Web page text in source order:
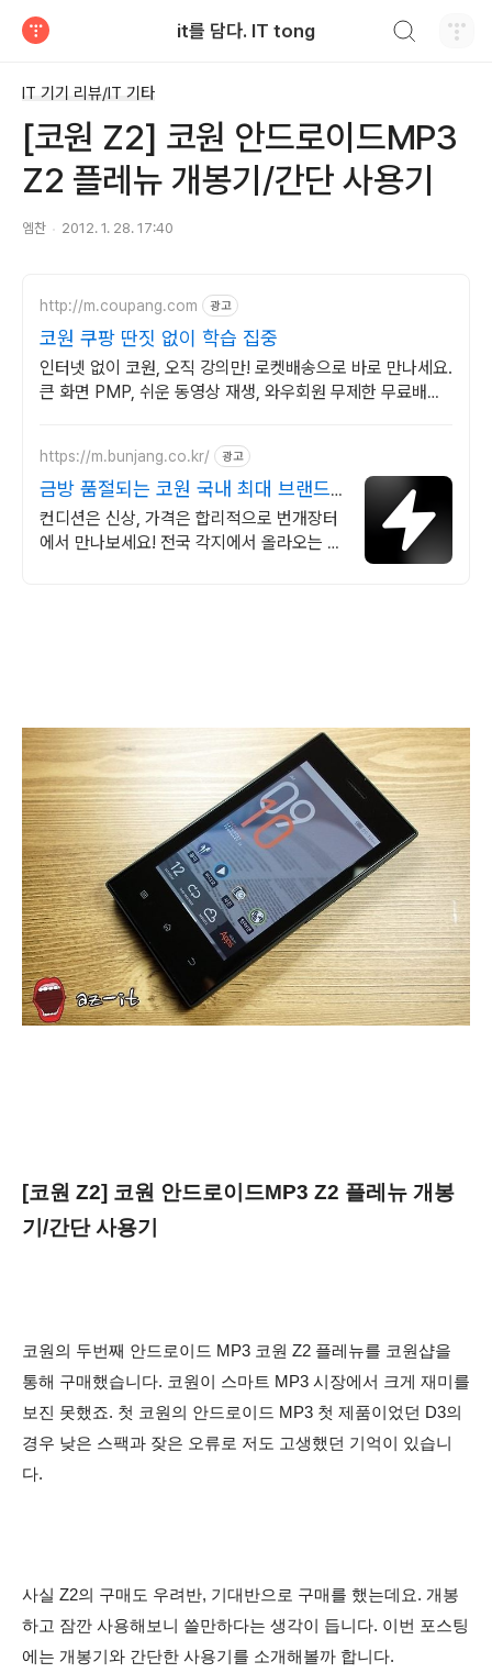
it를 담다. IT tong
IT 기기 리뷰/IT 기타
[코원 Z2] 코원 안드로이드MP3
Z2 플레뉴 개봉기/간단 사용기
엠찬 2012. 1. 28. 17:40
http://m.coupang.com 광고
코원 쿠팡 딴짓 없이 학습 집중
인터넷 없이 코원, 오직 강의만! 로켓배송으로 바로 만나세요.
큰 화면 PMP, 쉬운 동영상 재생, 와우회원 무제한 무료배송
https://m.bunjang.co.kr/ 광고
금방 품절되는 코원 국내 최대 브랜드
중고거래
컨디션은 신상, 가격은 합리적으로 번개장터
에서 만나보세요! 전국 각지에서 올라오는 전
[코원 Z2] 코원 안드로이드MP3 Z2 플레뉴 개봉
기/간단 사용기
코원의 두번째 안드로이드 MP3 코원 Z2 플레뉴를 코원샵을
통해 구매했습니다. 코원이 스마트 MP3 시장에서 크게 재미를
보진 못했죠. 첫 코원의 안드로이드 MP3 첫 제품이었던 D3의
경우 낮은 스팩과 잦은 오류로 저도 고생했던 기억이 있습니
다.
사실 Z2의 구매도 우려반, 기대반으로 구매를 했는데요. 개봉
하고 잠깐 사용해보니 쓸만하다는 생각이 듭니다. 이번 포스팅
에는 개봉기와 간단한 사용기를 소개해볼까 합니다.